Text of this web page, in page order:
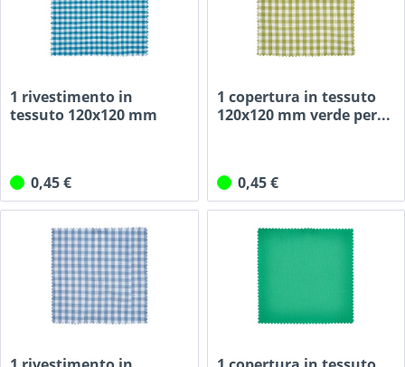
1 rivestimento in
tessuto 120x120 mm
0,45 €
1 copertura in tessuto
120x120 mm verde per...
0,45 €